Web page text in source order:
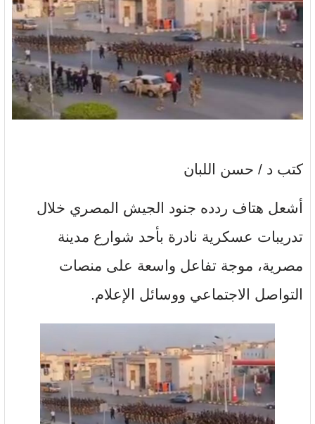
كتب د / حسن اللبان
أشعل هتاف ردده جنود الجيش المصري خلال
تدريبات عسكرية نادرة بأحد شوارع مدينة
مصرية، موجة تفاعل واسعة على منصات
التواصل الاجتماعي ووسائل الإعلام.